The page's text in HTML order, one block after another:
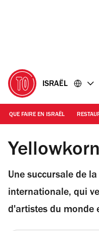
ISRAËL
QUE FAIRE EN ISRAËL
© PR
Une succursale de
internationale, qui
d'artistes du monde